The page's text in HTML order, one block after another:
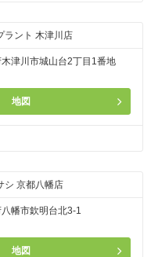
ラント 木津川店
津川市城山台2丁目1番地
地図
シ 京都八幡店
幡市欽明台北3-1
地図